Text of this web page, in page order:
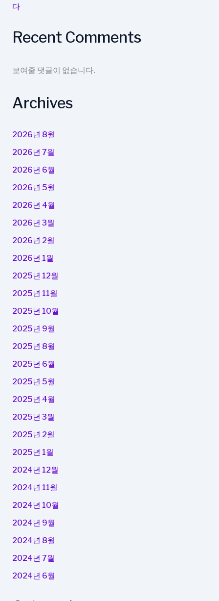
다
Recent Comments
보여줄 댓글이 없습니다.
Archives
2026년 8월
2026년 7월
2026년 6월
2026년 5월
2026년 4월
2026년 3월
2026년 2월
2026년 1월
2025년 12월
2025년 11월
2025년 10월
2025년 9월
2025년 8월
2025년 6월
2025년 5월
2025년 4월
2025년 3월
2025년 2월
2025년 1월
2024년 12월
2024년 11월
2024년 10월
2024년 9월
2024년 8월
2024년 7월
2024년 6월